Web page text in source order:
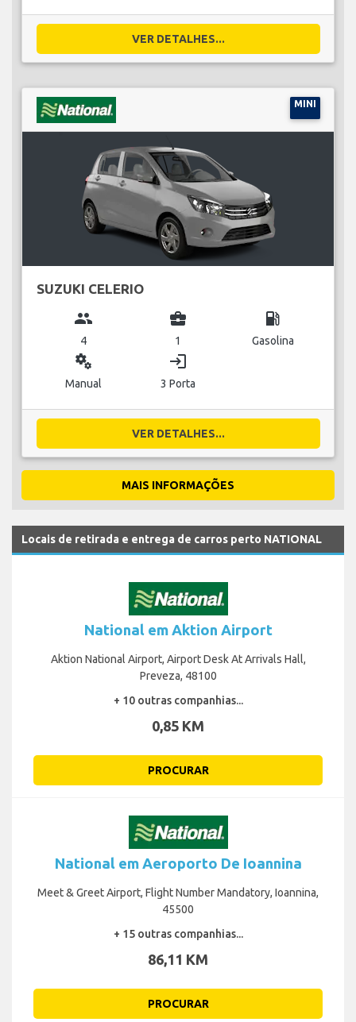
VER DETALHES...
MINI
SUZUKI CELERIO
group
4
business_center
1
local_gas_station
Gasolina
miscellaneous_services
Manual
login
3 Porta
VER DETALHES...
MAIS INFORMAÇÕES
Locais de retirada e entrega de carros perto NATIONAL
National em Aktion Airport
Aktion National Airport, Airport Desk At Arrivals Hall,
Preveza, 48100
+ 10 outras companhias...
0,85 KM
PROCURAR
National em Aeroporto De Ioannina
Meet & Greet Airport, Flight Number Mandatory, Ioannina,
45500
+ 15 outras companhias...
86,11 KM
PROCURAR